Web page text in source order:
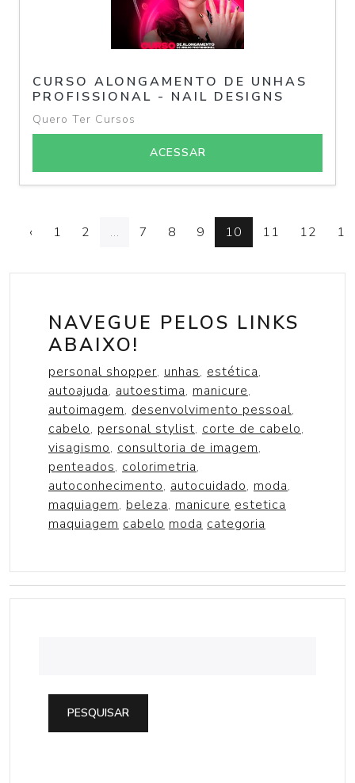
CURSO ALONGAMENTO DE UNHAS
PROFISSIONAL - NAIL DESIGNS
Quero Ter Cursos
ACESSAR
‹ 1 2 ... 7 8 9 10 11 12 13
NAVEGUE PELOS LINKS
ABAIXO!
personal shopper, unhas, estética,
autoajuda, autoestima, manicure,
autoimagem, desenvolvimento pessoal,
cabelo, personal stylist, corte de cabelo,
visagismo, consultoria de imagem,
penteados, colorimetria,
autoconhecimento, autocuidado, moda,
maquiagem, beleza, manicure estetica
maquiagem cabelo moda categoria
PESQUISAR